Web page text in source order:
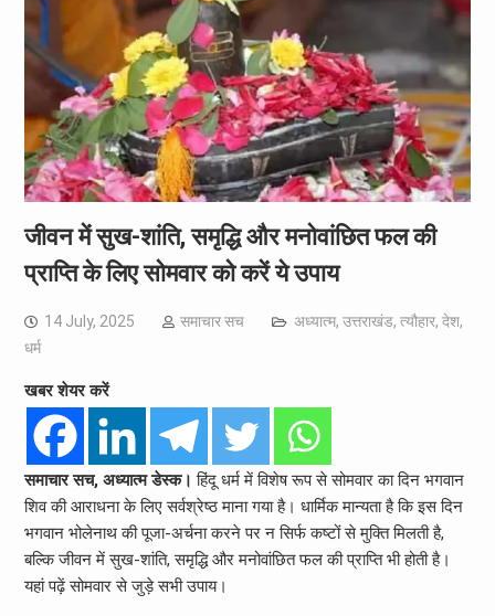
जीवन में सुख-शांति, समृद्धि और मनोवांछित फल की
प्राप्ति के लिए सोमवार को करें ये उपाय
14 July, 2025 समाचार सच अध्यात्म, उत्तराखंड, त्यौहार, देश,
धर्म
खबर शेयर करें
समाचार सच, अध्यात्म डेस्क। हिंदू धर्म में विशेष रूप से सोमवार का दिन भगवान
शिव की आराधना के लिए सर्वश्रेष्ठ माना गया है। धार्मिक मान्यता है कि इस दिन
भगवान भोलेनाथ की पूजा-अर्चना करने पर न सिर्फ कष्टों से मुक्ति मिलती है,
बल्कि जीवन में सुख-शांति, समृद्धि और मनोवांछित फल की प्राप्ति भी होती है।
यहां पढ़ें सोमवार से जुड़े सभी उपाय।